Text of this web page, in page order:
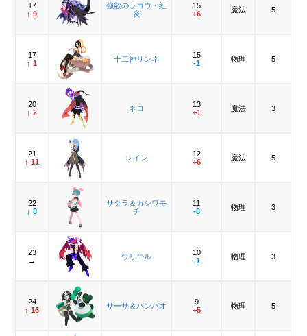
17
↑ 9
強欲のラゴウ・紅
炎
15
+6
魔法 5
17
↑ 1
十二神リンネ
15
-1
物理 5
20
↑ 2
ネロ
13
+1
魔法 3
21
↑ 11
レイン
12
+6
魔法 5
22
↓ 8
サクラ＆カシワモ
チ
11
-8
物理 3
23
→
ウリエル
10
-1
物理 3
24
↑ 16
サーサ＆パンパオ
9
+5
物理 5